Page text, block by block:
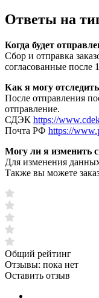
Ответы на
Когда будет
Сбор и отправка
согласованные после
Как я могу отследить
После отправления
отправление.
СДЭК https://
Почта РФ https://
Могу ли я изменить
Для изменения
Также вы можете
Общий рейтинг
Отзывы: пока нет
Оставить отзыв